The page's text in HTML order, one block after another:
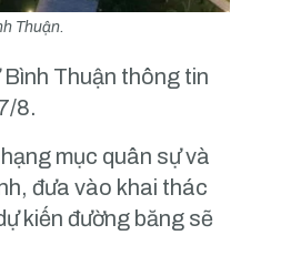
Thuận.
Thuận thông tin
8.
mục quân sự và
đưa vào khai thác
kiến đường băng sẽ